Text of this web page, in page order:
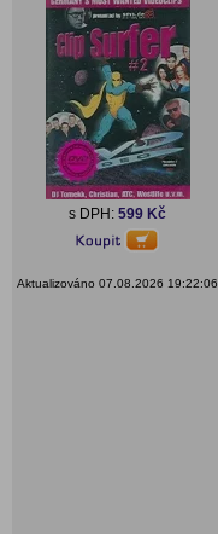
s DPH: 599 Kč
Aktualizováno 07.08.2026 19:22:06